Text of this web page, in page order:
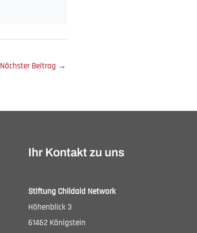
Nächster Beitrag →
Ihr Kontakt zu uns
Stiftung Childaid Network
Höhenblick 3
61462 Königstein